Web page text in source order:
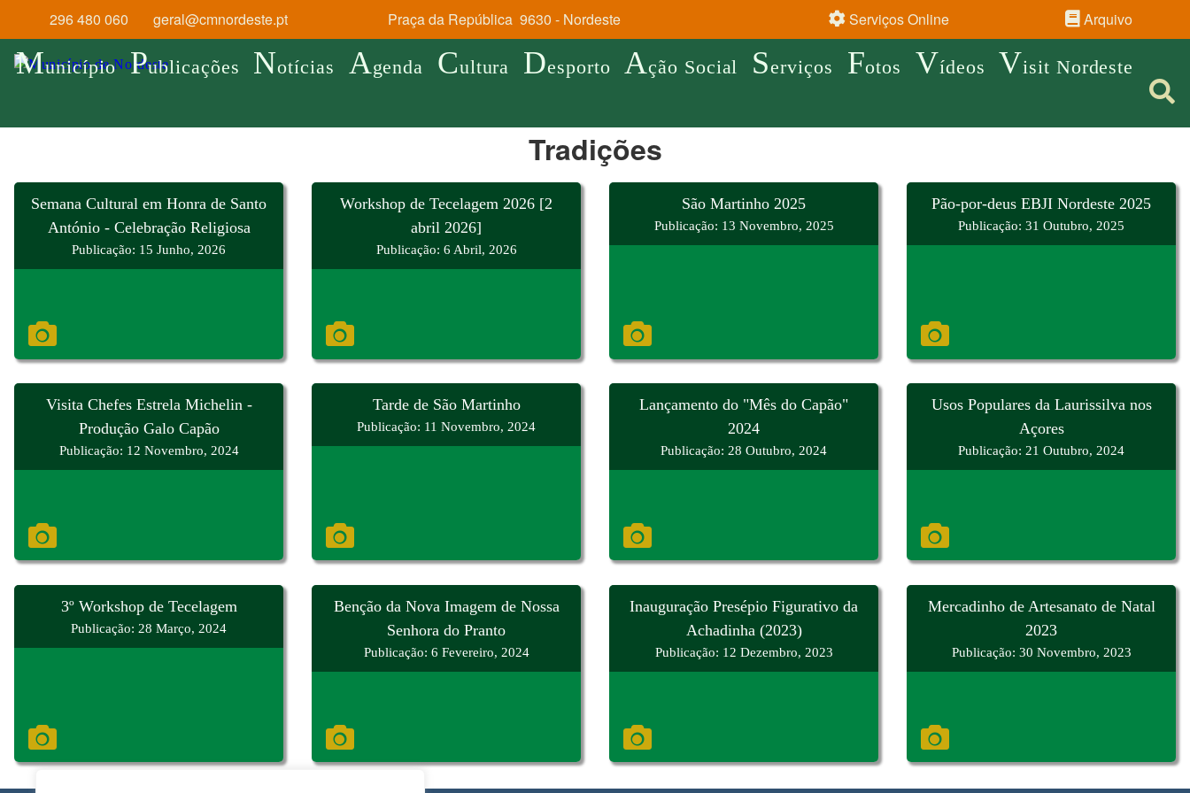
296 480 060 geral@cmnordeste.pt Praça da República 9630 - Nordeste Serviços Online Arquivo
Município Publicações Notícias Agenda Cultura Desporto Ação Social Serviços Fotos Vídeos Visit Nordeste
Tradições
Semana Cultural em Honra de Santo
António - Celebração Religiosa
Publicação: 15 Junho, 2026
Workshop de Tecelagem 2026 [2
abril 2026]
Publicação: 6 Abril, 2026
São Martinho 2025
Publicação: 13 Novembro, 2025
Pão-por-deus EBJI Nordeste 2025
Publicação: 31 Outubro, 2025
Visita Chefes Estrela Michelin -
Produção Galo Capão
Publicação: 12 Novembro, 2024
Tarde de São Martinho
Publicação: 11 Novembro, 2024
Lançamento do "Mês do Capão"
2024
Publicação: 28 Outubro, 2024
Usos Populares da Laurissilva nos
Açores
Publicação: 21 Outubro, 2024
3º Workshop de Tecelagem
Publicação: 28 Março, 2024
Benção da Nova Imagem de Nossa
Senhora do Pranto
Publicação: 6 Fevereiro, 2024
Inauguração Presépio Figurativo da
Achadinha (2023)
Publicação: 12 Dezembro, 2023
Mercadinho de Artesanato de Natal
2023
Publicação: 30 Novembro, 2023